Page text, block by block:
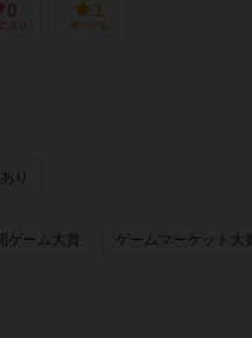
0
入り
1
持ってる
り
ゲーム大賞 ゲームマーケット大賞